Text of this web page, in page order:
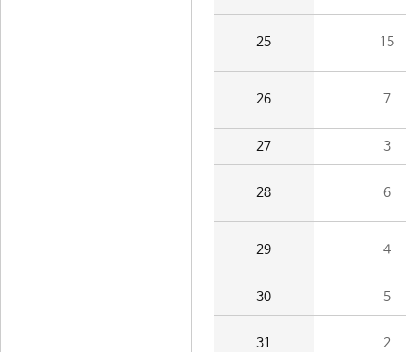
25 15
26 7
27 3
28 6
29 4
30 5
31 2